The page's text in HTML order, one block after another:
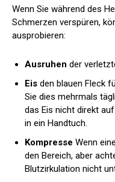
Wenn Sie während des
Schmerzen verspüren,
ausprobieren:
Ausruhen der
Eis den blauen Fleck
Sie dies mehrmals
das Eis nicht direkt
in ein Handtuch.
Kompresse Wenn
den Bereich, aber
Blutzirkulation nicht